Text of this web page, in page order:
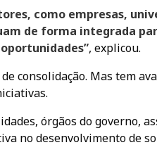
como empresas,
de forma integrada
, explicou.
consolidação. Mas tem
órgãos do governo,
no desenvolvimento de